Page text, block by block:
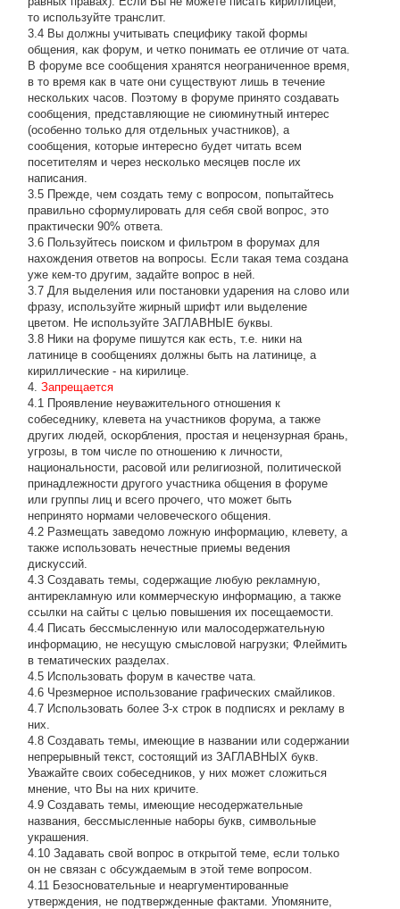
то используйте транслит.
3.4 Вы должны учитывать специфику такой формы
общения, как форум, и четко понимать ее отличие от чата.
В форуме все сообщения хранятся неограниченное время,
в то время как в чате они существуют лишь в течение
нескольких часов. Поэтому в форуме принято создавать
сообщения, представляющие не сиюминутный интерес
(особенно только для отдельных участников), а
сообщения, которые интересно будет читать всем
посетителям и через несколько месяцев после их
написания.
3.5 Прежде, чем создать тему с вопросом, попытайтесь
правильно сформулировать для себя свой вопрос, это
практически 90% ответа.
3.6 Пользуйтесь поиском и фильтром в форумах для
нахождения ответов на вопросы. Если такая тема создана
уже кем-то другим, задайте вопрос в ней.
3.7 Для выделения или постановки ударения на слово или
фразу, используйте жирный шрифт или выделение
цветом. Не используйте ЗАГЛАВНЫЕ буквы.
3.8 Ники на форуме пишутся как есть, т.е. ники на
латинице в сообщениях должны быть на латинице, а
кириллические - на кирилице.
4.Запрещается
4.1 Проявление неуважительного отношения к
собеседнику, клевета на участников форума, а также
других людей, оскорбления, простая и нецензурная брань,
угрозы, в том числе по отношению к личности,
национальности, расовой или религиозной, политической
принадлежности другого участника общения в форуме
или группы лиц и всего прочего, что может быть
непринято нормами человеческого общения.
4.2 Размещать заведомо ложную информацию, клевету, а
также использовать нечестные приемы ведения
дискуссий.
4.3 Создавать темы, содержащие любую рекламную,
антирекламную или коммерческую информацию, а также
ссылки на сайты с целью повышения их посещаемости.
4.4 Писать бессмысленнyю или малосодеpжательнyю
инфоpмацию, не несущую смысловой нагрузки; Флеймить
в тематических разделах.
4.5 Использовать форум в качестве чата.
4.6 Чрезмерное использование графических смайликов.
4.7 Использовать более 3-х строк в подписях и рекламу в
них.
4.8 Создавать темы, имеющие в названии или содержании
непрерывный текст, состоящий из ЗАГЛАВНЫХ букв.
Уважайте своих собеседников, у них может сложиться
мнение, что Вы на них кричите.
4.9 Создавать темы, имеющие несодержательные
названия, бессмысленные наборы букв, символьные
украшения.
4.10 Задавать свой вопрос в открытой теме, если только
он не связан с обсуждаемым в этой теме вопросом.
4.11 Безосновательные и неаргументированные
утверждения, не подтвержденные фактами. Упомяните,